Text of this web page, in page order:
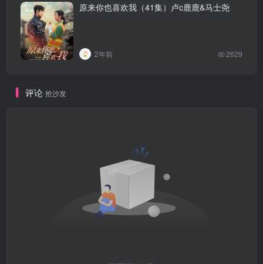
原来你也喜欢我（41集）卢c鹿鹿&马士尧
2年前 2629
评论 抢沙发